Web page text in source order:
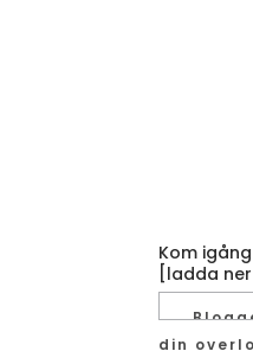
Kom
[ladda
din